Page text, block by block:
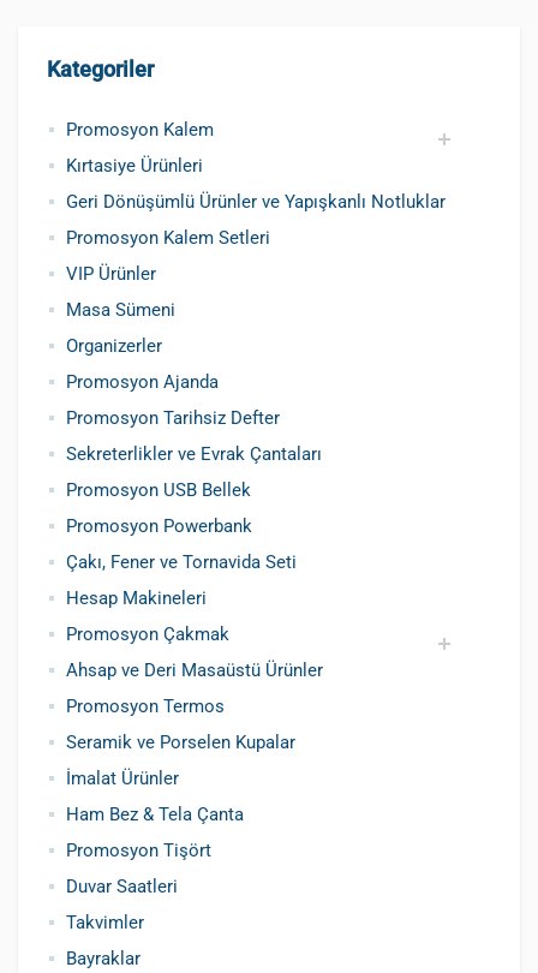
Kategoriler
Promosyon Kalem
Promosyon Metal Kalem
Promosyon Roller Kalem
Promosyon Dokunmatik Kalem
Promosyon Plastik Kalem
Geri Dönüşümlü ve Tohumlu Kalemler
Promosyon Fosforlu Kalem
Kursun Kalemler
Kırtasiye Ürünleri
Geri Dönüşümlü Ürünler ve Yapışkanlı Notluklar
Promosyon Kalem Setleri
VIP Ürünler
Masa Sümeni
Organizerler
Promosyon Ajanda
Promosyon Tarihsiz Defter
Sekreterlikler ve Evrak Çantaları
Promosyon USB Bellek
Promosyon Powerbank
Çakı, Fener ve Tornavida Seti
Hesap Makineleri
Promosyon Çakmak
Siboplu Çakmak
Manyetolu Çakmak
Ahsap ve Deri Masaüstü Ürünler
Promosyon Termos
Seramik ve Porselen Kupalar
İmalat Ürünler
Ham Bez & Tela Çanta
Promosyon Tişört
Duvar Saatleri
Takvimler
Bayraklar